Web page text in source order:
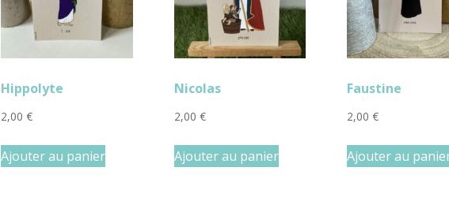
Hippolyte
2,00€
Ajouter au panier
Nicolas
2,00 €
Ajouter au panier
Faustine
2,00€
Ajouter au